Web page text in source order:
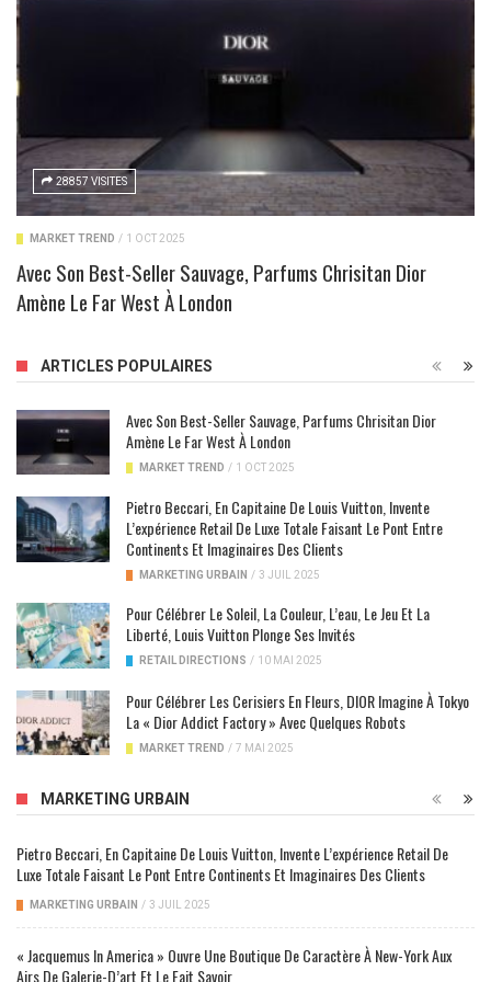
28857 VISITES
MARKET TREND / 1 OCT 2025
Avec Son Best-Seller Sauvage, Parfums Chrisitan Dior
Amène Le Far West À London
ARTICLES POPULAIRES
Avec Son Best-Seller Sauvage, Parfums Chrisitan Dior
Amène Le Far West À London
MARKET TREND / 1 OCT 2025
Pietro Beccari, En Capitaine De Louis Vuitton, Invente
L’expérience Retail De Luxe Totale Faisant Le Pont Entre
Continents Et Imaginaires Des Clients
MARKETING URBAIN / 3 JUIL 2025
Pour Célébrer Le Soleil, La Couleur, L’eau, Le Jeu Et La
Liberté, Louis Vuitton Plonge Ses Invités
RETAIL DIRECTIONS / 10 MAI 2025
Pour Célébrer Les Cerisiers En Fleurs, DIOR Imagine À Tokyo
La « Dior Addict Factory » Avec Quelques Robots
MARKET TREND / 7 MAI 2025
MARKETING URBAIN
Pietro Beccari, En Capitaine De Louis Vuitton, Invente L’expérience Retail De
Luxe Totale Faisant Le Pont Entre Continents Et Imaginaires Des Clients
MARKETING URBAIN / 3 JUIL 2025
« Jacquemus In America » Ouvre Une Boutique De Caractère À New-York Aux
Airs De Galerie-D’art Et Le Fait Savoir